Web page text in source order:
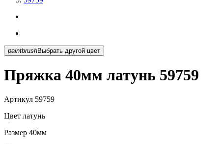
paintbrush Выбрать другой цвет
Пряжка 40мм латунь 59759
Артикул 59759
Цвет латунь
Размер 40мм